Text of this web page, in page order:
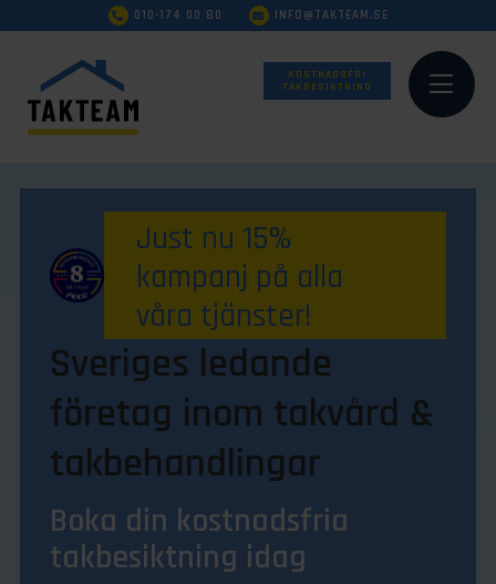
010-174 00 80 INFO@TAKTEAM.SE
KOSTNADSFRI
TAKBESIKTNING
Just nu 15%
kampanj på alla
våra tjänster!
Sveriges ledande
företag inom takvård &
takbehandlingar
Boka din kostnadsfria
takbesiktning idag